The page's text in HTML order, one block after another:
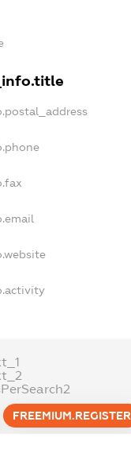
FREEMIUM.REGISTER